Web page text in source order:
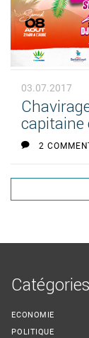
03.07.2017
capitaine
2
Catégories
ECONOMIE
POLITIQUE